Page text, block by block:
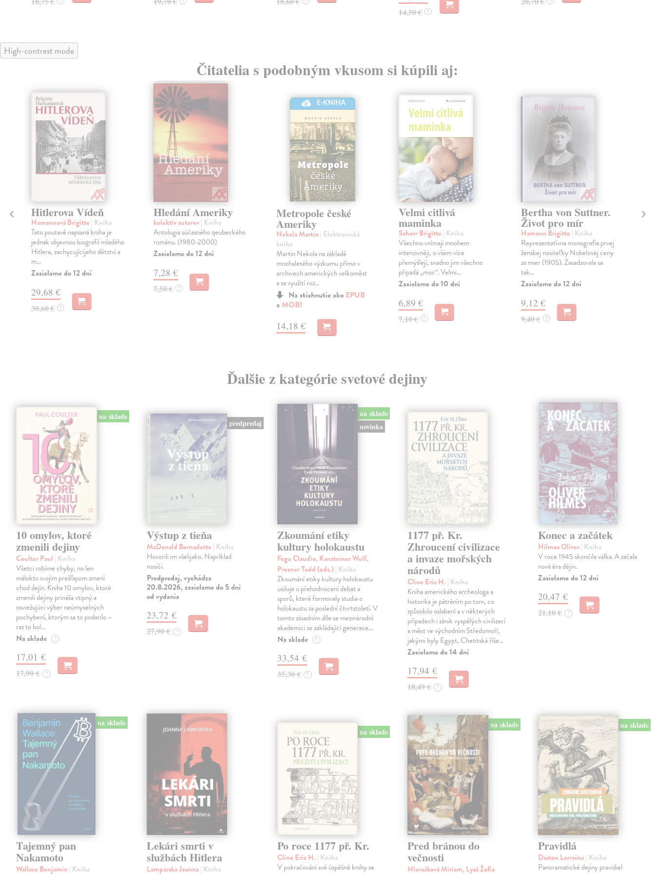
14,50 € ?
High-contrast mode
Čitatelia s podobným vkusom si kúpili aj:
Hitlerova Vídeň
Hamannová Brigitte | Kniha
Tato poutavě napsaná kniha je
jednak objevnou biografií mladého
Hitlera, zachycujícíjeho dětství a
m...
Zasielame do 12 dní
29,68 €
30,60 € ?
Hledání Ameriky
kolektív autorov| Kniha
Antologia súčasného qeubeckého
románu. (1980-2000)
Zasielame do 12 dní
7,28 €
7,50 € ?
E-KNIHA
Metropole české
Ameriky
Nekola Martin | Elektronická
kniha
Martin Nekola na základě
mnohaletého výzkumu přímo v
archivech amerických velkoměst
a za využití roz...
Na stiahnutie ako EPUB
a MOBI
14,18 €
Velmi citlivá
maminka
Schorr Brigitte | Kniha
Všechno vnímají mnohem
intenzivněji, o všem více
přemýšlejí, snadno jim všechno
připadá „moc“. Velmi...
Zasielame do 10 dní
6,89 €
7,10 € ?
Bertha von Suttner.
Život pro mír
Hamann Brigitte | Kniha
Reprezentatívna monografia prvej
ženskej nositeľky Nobelovej ceny
za mier (1905). Zasadzovala sa
tak...
Zasielame do 12 dní
9,12 €
9,40 € ?
Ďalšie z kategórie svetové dejiny
na sklade
10 omylov, ktoré
zmenili dejiny
Coulter Paul | Kniha
Všetci robíme chyby, no len
málokto svojím prešľapom zmení
chod dejín. Kniha 10 omylov, ktoré
zmenili dejiny prináša vtipný a
osviežujúci výber neúmyselných
pochybení, ktorým sa to podarilo –
raz to bol…
Na sklade ?
17,01 €
17,90 € ?
predpredaj
Výstup z tieňa
McDonald Bernadette | Kniha
Hovorili im všelijako. Napríklad
nosiči.
Predpredaj, vychádza
20.8.2026, zasielame do 5 dní
od vydania
23,72 €
27,90 € ?
na sklade
novinka
Zkoumání etiky
kultury holokaustu
Fogu Claudio, Kansteiner Wulf,
Presner Todd (eds.)| Kniha
Zkoumání etiky kultury holokaustu
usiluje o přehodnocení debat a
sporů, které formovaly studia o
holokaustu za poslední čtvrtstoletí. V
tomto zásadním díle se mezinárodní
akademici ze zakládající generace…
Na sklade ?
33,54 €
35,30 € ?
1177 př. Kr.
Zhroucení civilizace
a invaze mořských
národů
Cline Eric H. | Kniha
Kniha amerického archeologa a
historika je pátráním po tom, co
způsobilo oslabení a v některých
případech i zánik vyspělých civilizací
a měst ve východním Středomoří,
jakými byly Egypt, Chetitská říše…
Zasielame do 14 dní
17,94 €
18,49 € ?
Konec a začátek
Hilmes Oliver| Kniha
V roce 1945 skončila válka. A začala
nová éra dějin.
Zasielame do 12 dní
20,47 €
21,10 € ?
na sklade
Tajemný pan
Nakamoto
Wallace Benjamin | Kniha
Lekári smrti v
službách Hitlera
Lamparska Joanna| Kniha
na sklade
Po roce 1177 př. Kr.
Cline Eric H. | Kniha
V pokračování své úspěšné knihy se
na sklade
Pred bránou do
večnosti
Hlavačková Miriam, Lysá Žofia
na sklade
Pravidlá
Daston Lorraine | Kniha
Panoramatické dejiny pravidiel